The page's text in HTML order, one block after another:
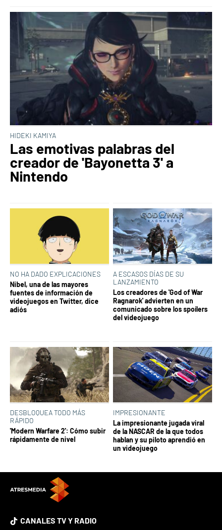
HIDEKI KAMIYA
Las emotivas palabras del
creador de 'Bayonetta 3' a
Nintendo
NO HA DADO EXPLICACIONES
Nibel, una de las mayores
fuentes de información de
videojuegos en Twitter, dice
adiós
A ESCASOS DÍAS DE SU
LANZAMIENTO
Los creadores de 'God of War
Ragnarok' advierten en un
comunicado sobre los spoílers
del videojuego
DESBLOQUEA TODO MÁS
RÁPIDO
'Modern Warfare 2': Cómo subir
rápidamente de nivel
IMPRESIONANTE
La impresionante jugada viral
de la NASCAR de la que todos
hablan y su piloto aprendió en
un videojuego
CANALES TV Y RADIO